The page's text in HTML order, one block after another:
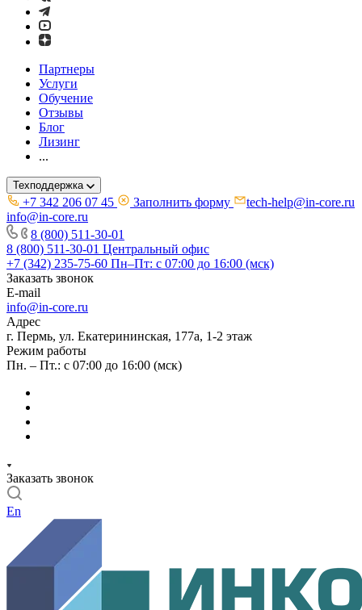
Партнеры
Услуги
Обучение
Отзывы
Блог
Лизинг
...
Техподдержка
+7 342 206 07 45 Заполнить форму
tech-help@in-core.ru
info@in-core.ru
8 (800) 511-30-01
8 (800) 511-30-01 Центральный офис
+7 (342) 235-75-60 Пн–Пт: с 07:00 до 16:00 (мск)
Заказать звонок
E-mail
info@in-core.ru
Адрес
г. Пермь, ул. ​Екатерининская, 177а, ​1-2 этаж
Режим работы
Пн. – Пт.: с 07:00 до 16:00 (мск)
Заказать звонок
En